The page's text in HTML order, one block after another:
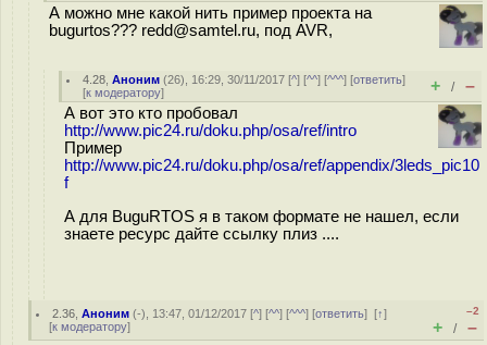
А можно мне какой нить пример проекта на
bugurtos??? redd@samtel.ru, под AVR,
4.28 ,Аноним (26), 16:29, 30/11/2017 [^] [^^] [^^^] [ответить]
[к модератору] + / –
А вот это кто пробовал
http://www.pic24.ru/doku.php/osa/ref/intro
Пример
http://www.pic24.ru/doku.php/osa/ref/appendix/3leds_pic10
f
А для BuguRTOS я в таком формате не нашел, если
знаете ресурс дайте ссылку плиз ....
2.36 ,Аноним (-), 13:47, 01/12/2017 [^] [^^] [^^^] [ответить][↑]
[к модератору]
–2
+ / –